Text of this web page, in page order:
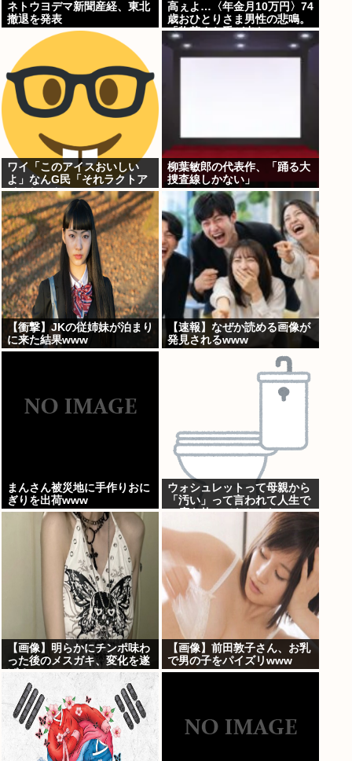
ネトウヨデマ新聞産経、東北
撤退を発表
高ぇよ…〈年金月10万円〉74
歳おひとりさま男性の悲鳴。
「惣菜すら手が出ない」
ワイ「このアイスおいしい
よ」なんG民「それラクトア
イスじゃん」
柳葉敏郎の代表作、「踊る大
捜査線しかない」
【衝撃】JKの従姉妹が泊まり
に来た結果www
【速報】なぜか読める画像が
発見されるwww
まんさん被災地に手作りおに
ぎりを出荷www
ウォシュレットって母親から
「汚い」って言われて人生で
一度も使ってなかった...
【画像】明らかにチンポ味わ
った後のメスガキ、変化を遂
げる
【画像】前田敦子さん、お乳
で男の子をパイズリwww